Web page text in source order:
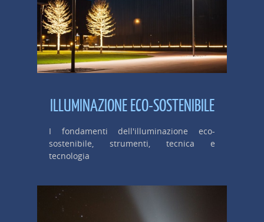
ILLUMINAZIONE ECO-SOSTENIBILE
I fondamenti dell'illuminazione eco-
sostenibile, strumenti, tecnica e
tecnologia